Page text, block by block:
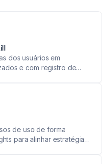
dos usuários em
e com registro de
de uso de forma
para alinhar estratégias